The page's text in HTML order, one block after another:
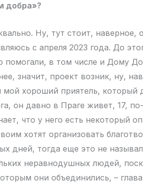
добра»?
Ну, тут стоит, наверное,
с апреля 2023 года. До
в том числе и Дому
значит, проект возник, ну,
мой хороший приятель, который
он давно в Праге живет, 17,
что у него есть некоторый
хотят организовать
дней, тогда еще это не
неравнодушных людей,
они объединились, –